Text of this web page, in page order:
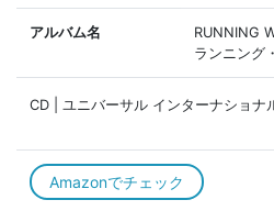
アルバム名
RUNNING
ランニング
CD | ユニバーサル インターナショナ
Amazonでチェック